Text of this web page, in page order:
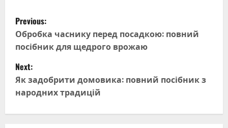
P
o
s
t
n
Previous:
Обробка часнику перед посадкою: повний
посібник для щедрого врожаю
Next:
Як задобрити домовика: повний посібник з
народних традицій